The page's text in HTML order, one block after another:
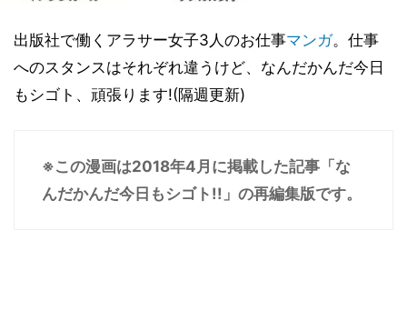
出版社で働くアラサー女子3人のお仕事マンガ。仕事
へのスタンスはそれぞれ違うけど、なんだかんだ今日
もシゴト、頑張ります!(隔週更新)
※この漫画は2018年4月に掲載した記事「な
んだかんだ今日もシゴト!!」の再編集版です。